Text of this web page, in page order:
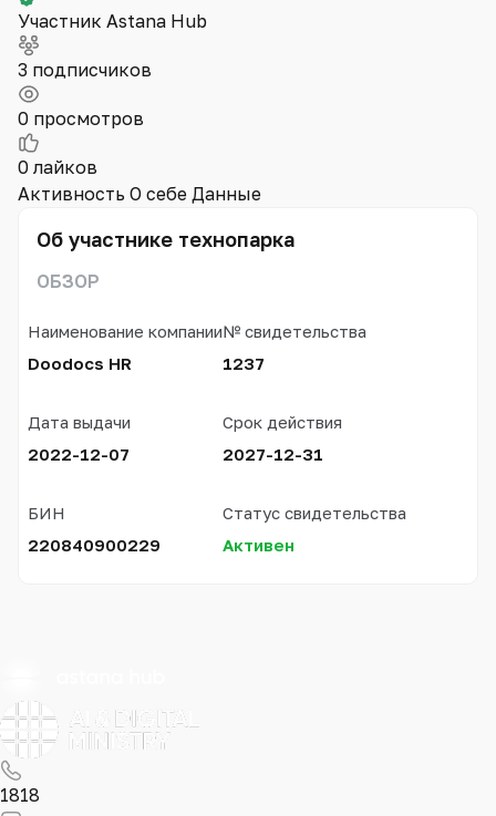
Участник Astana Hub
3 подписчиков
0 просмотров
0 лайков
Активность О себе Данные
Об участнике технопарка
ОБЗОР
Наименование компании
Doodocs HR
Дата выдачи
2022-12-07
БИН
220840900229
№ свидетельства
1237
Срок действия
2027-12-31
Статус свидетельства
Активен
1818